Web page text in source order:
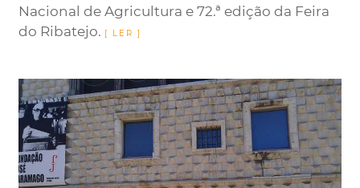
Nacional de Agricultura e 72.ª edição da Feira
do Ribatejo.